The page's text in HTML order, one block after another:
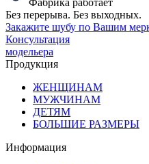
Фабрика работает
Без перерыва. Без выходных.
Закажите шубу по Вашим
Консультация
модельера
Продукция
ЖЕНЩИНАМ
МУЖЧИНАМ
ДЕТЯМ
БОЛЬШИЕ РАЗМЕРЫ
Информация